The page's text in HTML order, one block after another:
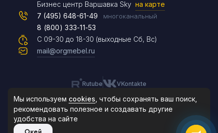
Бизнес центр Варшавка Sky на карте
С 09-30 до 18-30 (выходные Сб, Вс)
7 (495) 648-61-49 многоканальный
8 (800) 333-11-53
mail@orgmebel.ru
Rutube VKontakte
Max
Чат на сайте
8 (495) 183-47-87
По будням с 09:30 до 18:30
Мы используем cookies , чтобы сохранять ваш поиск,
рекомендовать полезное и создавать другие
удобства на сайте